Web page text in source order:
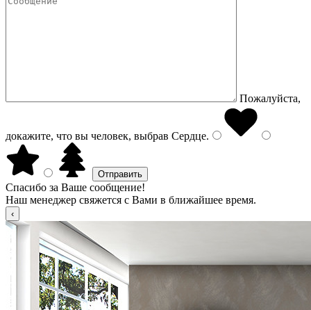
Пожалуйста,
докажите, что вы человек, выбрав Сердце.
Спасибо за Ваше сообщение!
Наш менеджер свяжется с Вами в ближайшее время.